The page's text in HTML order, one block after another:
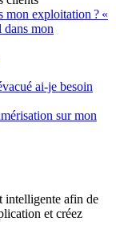
mon exploitation ? «
dans mon
ai-je besoin
sur mon
intelligente afin de
et créez